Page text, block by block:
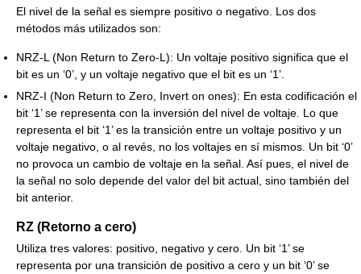
El nivel de la señal es siempre positivo o negativo. Los dos
métodos más utilizados son:
NRZ-L (Non Return to Zero-L): Un voltaje positivo significa que el
bit es un ‘0’, y un voltaje negativo que el bit es un ‘1’.
NRZ-I (Non Return to Zero, Invert on ones): En esta codificación el
bit ‘1’ se representa con la inversión del nivel de voltaje. Lo que
representa el bit ‘1’ es la transición entre un voltaje positivo y un
voltaje negativo, o al revés, no los voltajes en sí mismos. Un bit ‘0’
no provoca un cambio de voltaje en la señal. Así pues, el nivel de
la señal no solo depende del valor del bit actual, sino también del
bit anterior.
RZ (Retorno a cero)
Utiliza tres valores: positivo, negativo y cero. Un bit ‘1’ se
representa por una transición de positivo a cero y un bit ‘0’ se